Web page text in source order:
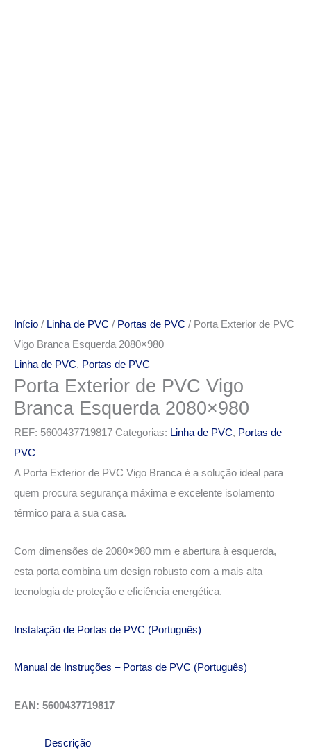
Início / Linha de PVC / Portas de PVC / Porta Exterior de PVC
Vigo Branca Esquerda 2080×980
Linha de PVC, Portas de PVC
Porta Exterior de PVC Vigo
Branca Esquerda 2080×980
REF: 5600437719817 Categorias: Linha de PVC, Portas de
PVC
A Porta Exterior de PVC Vigo Branca é a solução ideal para
quem procura segurança máxima e excelente isolamento
térmico para a sua casa.
Com dimensões de 2080×980 mm e abertura à esquerda,
esta porta combina um design robusto com a mais alta
tecnologia de proteção e eficiência energética.
Instalação de Portas de PVC (Português)
Manual de Instruções – Portas de PVC (Português)
EAN: 5600437719817
Descrição